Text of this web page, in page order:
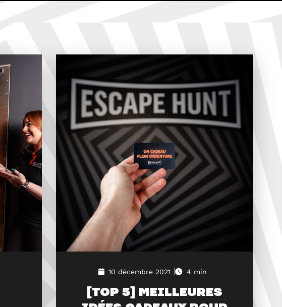
10 décembre 2021 4 min
[TOP 5] MEILLEURES